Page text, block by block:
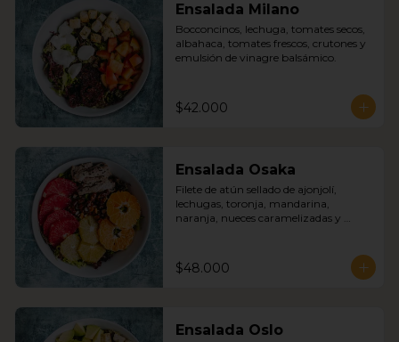
Ensalada Milano
Bocconcinos, lechuga, tomates secos,
albahaca, tomates frescos, crutones y
emulsión de vinagre balsámico.
$42.000
Ensalada Osaka
Filete de atún sellado de ajonjolí,
lechugas, toronja, mandarina,
naranja, nueces caramelizadas y
$48.000
Ensalada Oslo